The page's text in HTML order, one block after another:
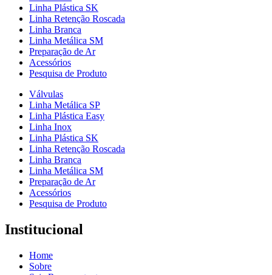
Linha Plástica SK
Linha Retenção Roscada
Linha Branca
Linha Metálica SM
Preparação de Ar
Acessórios
Pesquisa de Produto
Válvulas
Linha Metálica SP
Linha Plástica Easy
Linha Inox
Linha Plástica SK
Linha Retenção Roscada
Linha Branca
Linha Metálica SM
Preparação de Ar
Acessórios
Pesquisa de Produto
Institucional
Home
Sobre